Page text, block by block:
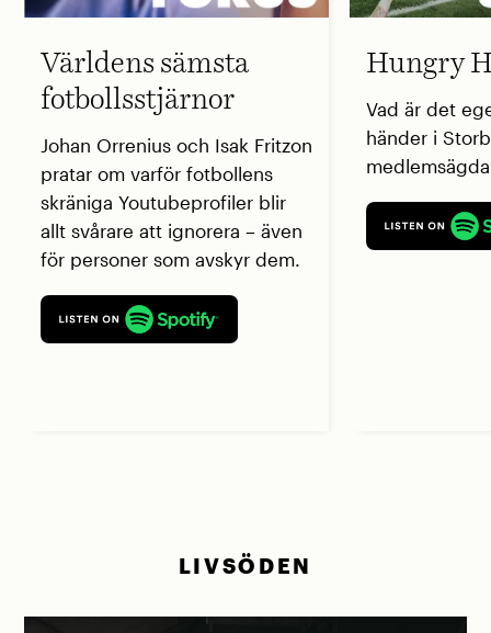
Världens sämsta
fotbollsstjärnor
Johan Orrenius och Isak Fritzon
pratar om varför fotbollens
skräniga Youtubeprofiler blir
allt svårare att ignorera – även
för personer som avskyr dem.
Hungry
Vad är det
händer i
LIVSÖDEN